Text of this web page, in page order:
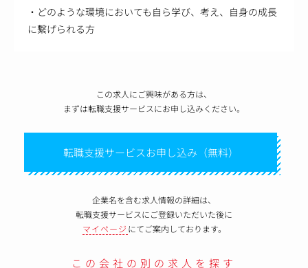
・どのような環境においても自ら学び、考え、自身の成長
に繋げられる方
この求人にご興味がある方は、
まずは転職支援サービスにお申し込みください。
転職支援サービスお申し込み（無料）
企業名を含む求人情報の詳細は、
転職支援サービスにご登録いただいた後に
マイページ にてご案内しております。
この会社の別の求人を探す